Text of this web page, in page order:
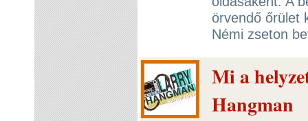
örvendő őrület
Némi zseton
Mi a
Hangman